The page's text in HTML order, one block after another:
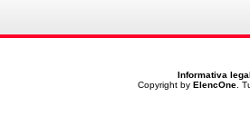
Informativa
Copyright by ElencOne.